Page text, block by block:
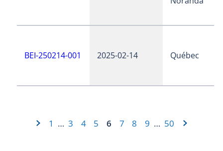
BEI-250214-001 2025-02-14 Québec
1 … 3 4 5 6 7 8 9 … 50